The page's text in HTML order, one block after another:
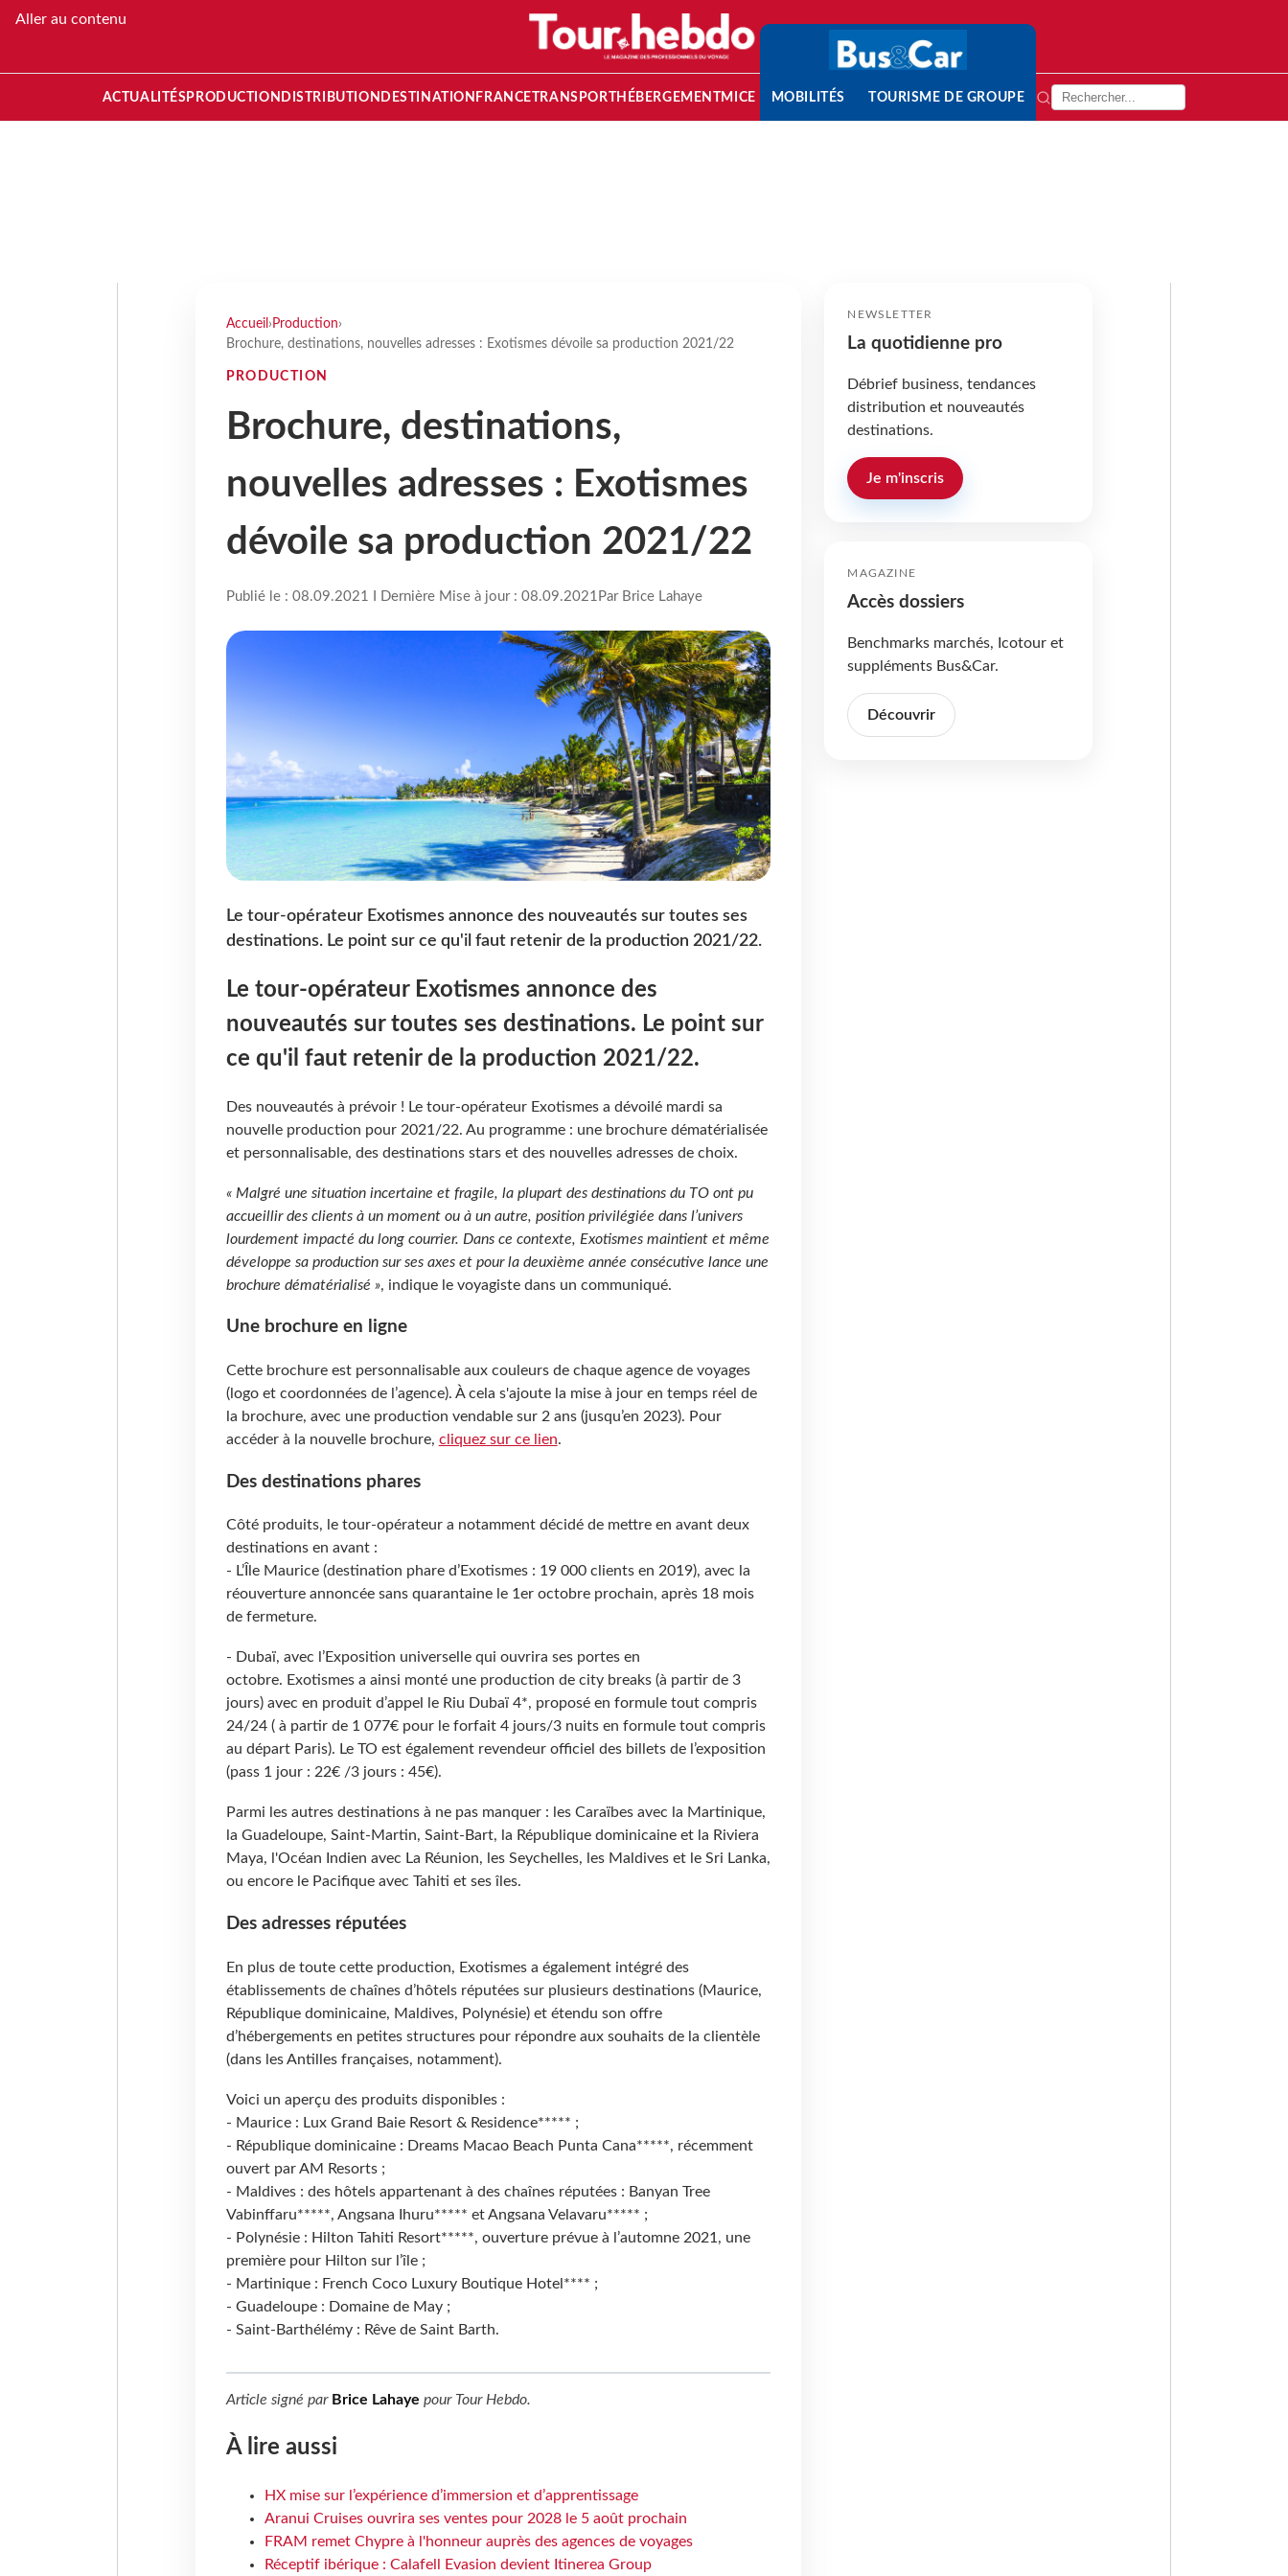
Aller au contenu
ACTUALITÉS PRODUCTION DISTRIBUTION DESTINATION FRANCETRANSPORT HÉBERGEMENTMICE MOBILITÉS TOURISME DE GROUPE
Accueil › Production›
Brochure, destinations, nouvelles adresses : Exotismes dévoile sa production 2021/22
PRODUCTION
Brochure, destinations,
nouvelles adresses : Exotismes
dévoile sa production 2021/22
Publié le : 08.09.2021 I Dernière Mise à jour : 08.09.2021 Par Brice Lahaye
Le tour-opérateur Exotismes annonce des nouveautés sur toutes ses
destinations. Le point sur ce qu'il faut retenir de la production 2021/22.
Le tour-opérateur Exotismes annonce des
nouveautés sur toutes ses destinations. Le point sur
ce qu'il faut retenir de la production 2021/22.
Des nouveautés à prévoir ! Le tour-opérateur Exotismes a dévoilé mardi sa
nouvelle production pour 2021/22. Au programme : une brochure dématérialisée
et personnalisable, des destinations stars et des nouvelles adresses de choix.
« Malgré une situation incertaine et fragile, la plupart des destinations du TO ont pu
accueillir des clients à un moment ou à un autre, position privilégiée dans l’univers
lourdement impacté du long courrier. Dans ce contexte, Exotismes maintient et même
développe sa production sur ses axes et pour la deuxième année consécutive lance une
brochure dématérialisé », indique le voyagiste dans un communiqué.
Une brochure en ligne
Cette brochure est personnalisable aux couleurs de chaque agence de voyages
(logo et coordonnées de l’agence). À cela s'ajoute la mise à jour en temps réel de
la brochure, avec une production vendable sur 2 ans (jusqu’en 2023). Pour
accéder à la nouvelle brochure, cliquez sur ce lien.
Des destinations phares
Côté produits, le tour-opérateur a notamment décidé de mettre en avant deux
destinations en avant :
- L’Île Maurice (destination phare d’Exotismes : 19 000 clients en 2019), avec la
réouverture annoncée sans quarantaine le 1er octobre prochain, après 18 mois
de fermeture.
- Dubaï, avec l’Exposition universelle qui ouvrira ses portes en
octobre. Exotismes a ainsi monté une production de city breaks (à partir de 3
jours) avec en produit d’appel le Riu Dubaï 4*, proposé en formule tout compris
24/24 ( à partir de 1 077€ pour le forfait 4 jours/3 nuits en formule tout compris
au départ Paris). Le TO est également revendeur officiel des billets de l’exposition
(pass 1 jour : 22€ /3 jours : 45€).
Parmi les autres destinations à ne pas manquer : les Caraïbes avec la Martinique,
la Guadeloupe, Saint-Martin, Saint-Bart, la République dominicaine et la Riviera
Maya, l'Océan Indien avec La Réunion, les Seychelles, les Maldives et le Sri Lanka,
ou encore le Pacifique avec Tahiti et ses îles.
Des adresses réputées
En plus de toute cette production, Exotismes a également intégré des
établissements de chaînes d’hôtels réputées sur plusieurs destinations (Maurice,
République dominicaine, Maldives, Polynésie) et étendu son offre
d’hébergements en petites structures pour répondre aux souhaits de la clientèle
(dans les Antilles françaises, notamment).
Voici un aperçu des produits disponibles :
- Maurice : Lux Grand Baie Resort & Residence***** ;
- République dominicaine : Dreams Macao Beach Punta Cana*****, récemment
ouvert par AM Resorts ;
- Maldives : des hôtels appartenant à des chaînes réputées : Banyan Tree
Vabinffaru*****, Angsana Ihuru***** et Angsana Velavaru***** ;
- Polynésie : Hilton Tahiti Resort*****, ouverture prévue à l’automne 2021, une
première pour Hilton sur l’île ;
- Martinique : French Coco Luxury Boutique Hotel**** ;
- Guadeloupe : Domaine de May ;
- Saint-Barthélémy : Rêve de Saint Barth.
Article signé par Brice Lahaye pour Tour Hebdo.
À lire aussi
HX mise sur l’expérience d’immersion et d’apprentissage
Aranui Cruises ouvrira ses ventes pour 2028 le 5 août prochain
FRAM remet Chypre à l'honneur auprès des agences de voyages
Réceptif ibérique : Calafell Evasion devient Itinerea Group
NEWSLETTER
La quotidienne pro
Débrief business, tendances
distribution et nouveautés
destinations.
Je m'inscris
MAGAZINE
Accès dossiers
Benchmarks marchés, Icotour et
suppléments Bus&Car.
Découvrir